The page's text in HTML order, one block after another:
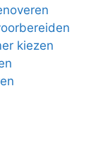
kiezen